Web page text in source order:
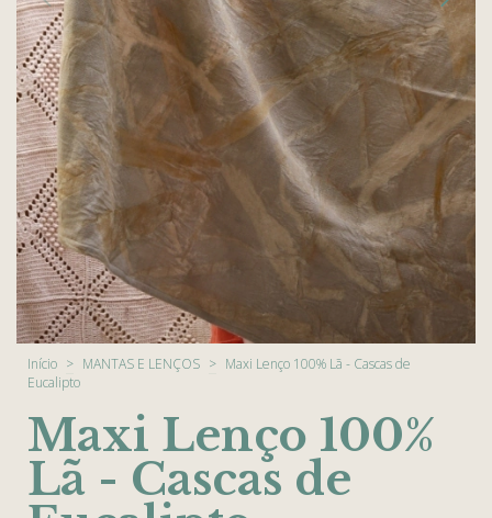
Início > MANTAS E LENÇOS > Maxi Lenço 100% Lã - Cascas de
Eucalipto
Maxi Lenço 100%
Lã - Cascas de